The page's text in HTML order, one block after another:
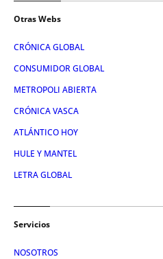
Otras Webs
CRÓNICA GLOBAL
CONSUMIDOR GLOBAL
METROPOLI ABIERTA
CRÓNICA VASCA
ATLÁNTICO HOY
HULE Y MANTEL
LETRA GLOBAL
Servicios
NOSOTROS